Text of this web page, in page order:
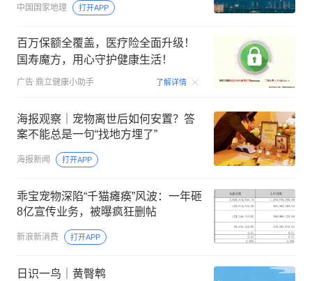
中国国家地理 打开APP
百万保额全覆盖，医疗险全面升级！
国寿魔方，用心守护健康生活！
广告 鼎立健康小助手 了解详情 00:06
海报观察｜宠物离世后如何安置？答
案不能总是一句“找地方埋了”
海报新闻 打开APP
乖宝宠物深陷“千猫瘫痪”风波：一年砸
8亿宣传业务，被曝疯狂删帖
新浪新消费 打开APP
日识一鸟｜黄臀鹎